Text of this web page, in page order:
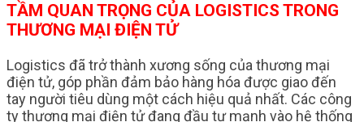
TẦM QUAN TRỌNG CỦA LOGISTICS TRONG
THƯƠNG MẠI ĐIỆN TỬ
Logistics đã trở thành xương sống của thương mại
điện tử, góp phần đảm bảo hàng hóa được giao đến
tay người tiêu dùng một cách hiệu quả nhất. Các công
ty thương mại điện tử đang đầu tư mạnh vào hệ thống